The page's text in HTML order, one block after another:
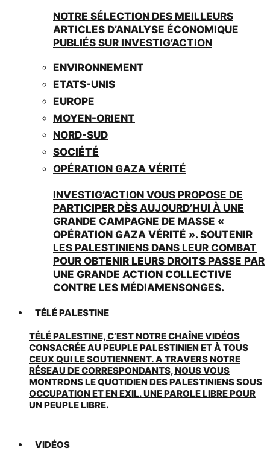
NOTRE SÉLECTION DES MEILLEURS
ARTICLES D’ANALYSE ÉCONOMIQUE
PUBLIÉS SUR INVESTIG’ACTION
ENVIRONNEMENT
ETATS-UNIS
EUROPE
MOYEN-ORIENT
NORD-SUD
SOCIÉTÉ
OPÉRATION GAZA VÉRITÉ
INVESTIG’ACTION VOUS PROPOSE DE
PARTICIPER DÈS AUJOURD’HUI À UNE
GRANDE CAMPAGNE DE MASSE «
OPÉRATION GAZA VÉRITÉ ». SOUTENIR
LES PALESTINIENS DANS LEUR COMBAT
POUR OBTENIR LEURS DROITS PASSE PAR
UNE GRANDE ACTION COLLECTIVE
CONTRE LES MÉDIAMENSONGES.
TÉLÉ PALESTINE
TÉLÉ PALESTINE, C’EST NOTRE CHAÎNE VIDÉOS
CONSACRÉE AU PEUPLE PALESTINIEN ET À TOUS
CEUX QUI LE SOUTIENNENT. A TRAVERS NOTRE
RÉSEAU DE CORRESPONDANTS, NOUS VOUS
MONTRONS LE QUOTIDIEN DES PALESTINIENS SOUS
OCCUPATION ET EN EXIL. UNE PAROLE LIBRE POUR
UN PEUPLE LIBRE.
VIDÉOS